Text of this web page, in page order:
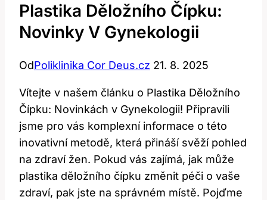
Plastika Děložního Čípku:
Novinky V Gynekologii
OdPoliklinika Cor Deus.cz 21. 8. 2025
Vítejte v našem článku o Plastika Děložního
Čípku: Novinkách v Gynekologii! Připravili
jsme pro vás komplexní informace o této
inovativní metodě, která přináší svěží pohled
na zdraví žen. Pokud vás zajímá, jak může
plastika děložního čípku změnit péči o vaše
zdraví, pak jste na správném místě. Pojďme